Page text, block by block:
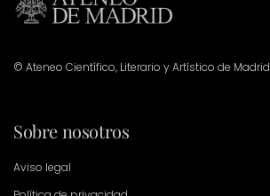
© Ateneo Científico, Literario y Artístico de Madrid
Sobre nosotros
Aviso legal